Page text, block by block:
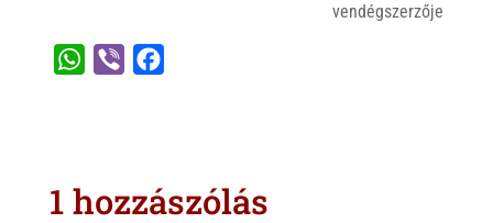
vendégszerzője
A
o
1 hozzászólás